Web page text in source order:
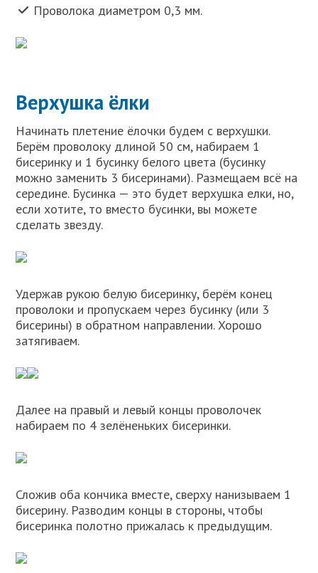
Проволока диаметром 0,3 мм.
Верхушка ёлки
Начинать плетение ёлочки будем с верхушки.
Берём проволоку длиной 50 см, набираем 1
бисеринку и 1 бусинку белого цвета (бусинку
можно заменить 3 бисеринами). Размещаем всё на
середине. Бусинка — это будет верхушка елки, но,
если хотите, то вместо бусинки, вы можете
сделать звезду.
Удержав рукою белую бисеринку, берём конец
проволоки и пропускаем через бусинку (или 3
бисерины) в обратном направлении. Хорошо
затягиваем.
Далее на правый и левый концы проволочек
набираем по 4 зелёненьких бисеринки.
Сложив оба кончика вместе, сверху нанизываем 1
бисерину. Разводим концы в стороны, чтобы
бисеринка полотно прижалась к предыдущим.